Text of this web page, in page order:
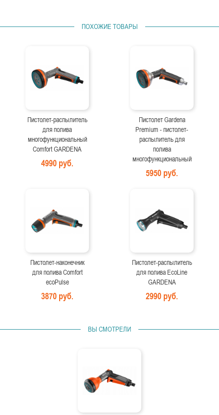
ПОХОЖИЕ ТОВАРЫ
Пистолет-распылитель
для полива
многофункциональный
Comfort GARDENA
4990 руб.
Пистолет Gardena
Premium - пистолет-
распылитель для
полива
многофункциональный
5950 руб.
Пистолет-наконечник
для полива Comfort
ecoPulse
3870 руб.
Пистолет-распылитель
для полива EcoLine
GARDENA
2990 руб.
ВЫ СМОТРЕЛИ